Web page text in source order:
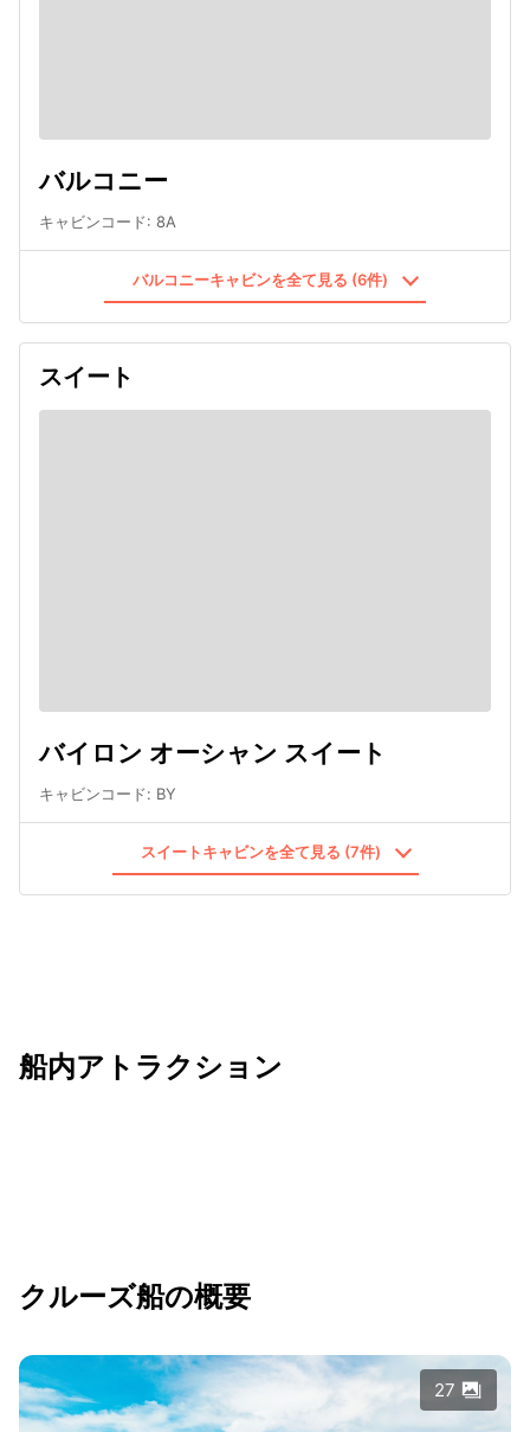
バルコニー
キャビンコード: 8A
バルコニーキャビンを全て見る (6件)
スイート
バイロン オーシャン スイート
キャビンコード: BY
スイートキャビンを全て見る (7件)
船内アトラクション
クルーズ船の概要
27